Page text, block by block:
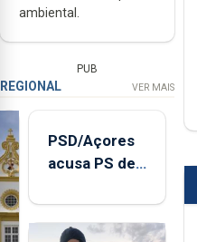
ambiental.
PUB
REGIONAL VER MAIS
PSD/Açores
acusa PS de
contraditória"
sobre